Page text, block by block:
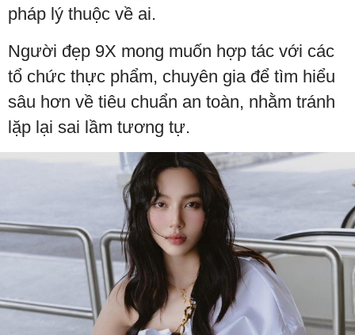
pháp lý thuộc về ai.
Người đẹp 9X mong muốn hợp tác với các
tổ chức thực phẩm, chuyên gia để tìm hiểu
sâu hơn về tiêu chuẩn an toàn, nhằm tránh
lặp lại sai lầm tương tự.